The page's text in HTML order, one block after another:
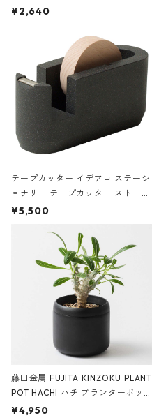
ハードカバー 罫線 ヴァン・ゴッホ
¥2,640
テープカッター イデアコ ステーシ
ョナリー テープカッター ストーン
サンドカラー 石調 ideaco Station
¥5,500
藤田金属 FUJITA KINZOKU PLANT
POT HACHI ハチ プランターポッ
ト 3号 ブラック
¥4,950